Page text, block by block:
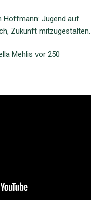
Hoffmann: Jugend auf
Zukunft mitzugestalten.
Mehlis vor 250